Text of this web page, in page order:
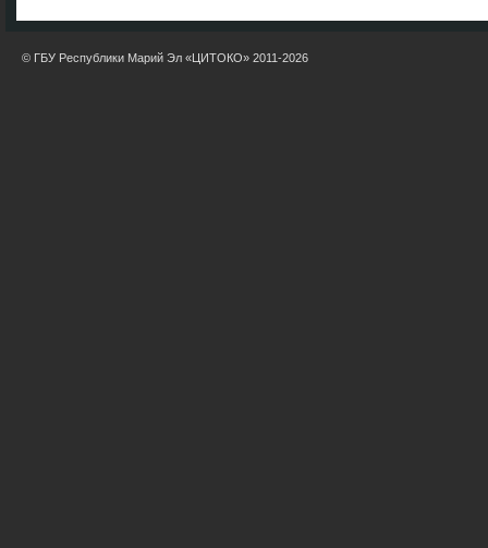
© ГБУ Республики Марий Эл «ЦИТОКО» 2011-2026